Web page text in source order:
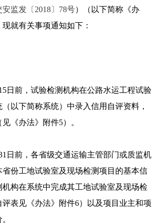
安监发〔2018〕78号）（以下简称《办
就有关事项通知如下：
15日前，试验检测机构在公路水运工程试验
以下简称系统）中录入信用自评资料，
《办法》附件5）。
31日前，各省级交通运输主管部门或质监机
份工地试验室及现场检测项目的基本信
构在系统中完成其工地试验室及现场检
表见《办法》附件6）以及项目业主和项